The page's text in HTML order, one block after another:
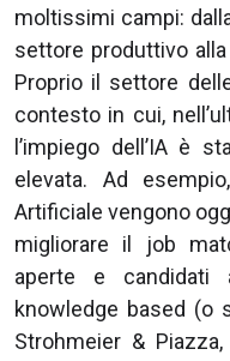
moltissimi campi:
settore produttivo
Proprio il settore
contesto in cui,
l’impiego dell’IA è
elevata. Ad
Artificiale vengono
migliorare il job
aperte e candidati
knowledge based (o
Strohmeier &